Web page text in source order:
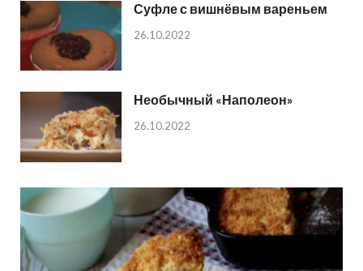
Суфле с вишнёвым вареньем
26.10.2022
Необычный «Наполеон»
26.10.2022